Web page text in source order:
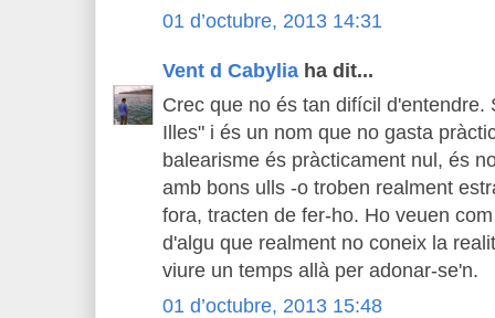
01 d’octubre, 2013 14:31
Vent d Cabylia ha dit...
Crec que no és tan difícil d'entendre.
Illes" i és un nom que no gasta
balearisme és pràcticament nul, és
amb bons ulls -o troben realment
fora, tracten de fer-ho. Ho veuen
d'algu que realment no coneix la
viure un temps allà per adonar-se'n.
01 d’octubre, 2013 15:48